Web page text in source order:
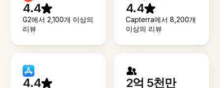
4.4
G2에서 2,100개 이상의
리뷰
4.4
Capterra에서 8,200개
이상의 리뷰
4.4 2억 5천만